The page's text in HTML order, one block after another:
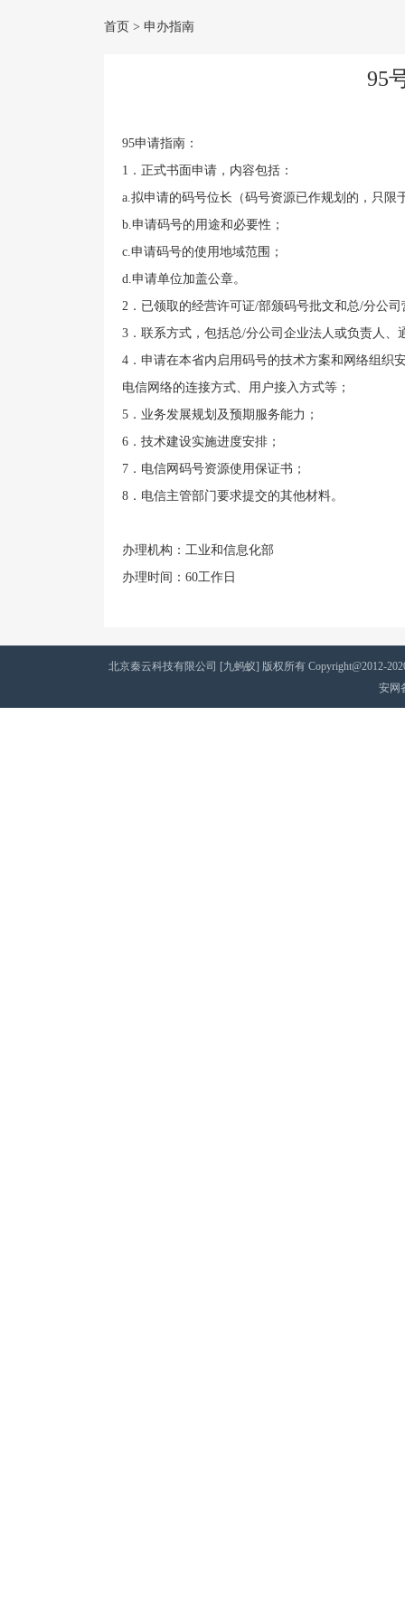
首页 > 申办指南
95
95申请指南：
1．正式书面申请，内容包括：
a.拟申请的码号位长（码号资源已作规划的，只限
b.申请码号的用途和必要性；
c.申请码号的使用地域范围；
d.申请单位加盖公章。
2．已领取的经营许可证/部颁码号批文和总/分公
3．联系方式，包括总/分公司企业法人或负责人
4．申请在本省内启用码号的技术方案和网络组织
电信网络的连接方式、用户接入方式等；
5．业务发展规划及预期服务能力；
6．技术建设实施进度安排；
7．电信网码号资源使用保证书；
8．电信主管部门要求提交的其他材料。
办理机构：工业和信息化部
办理时间：60工作日
北京秦云科技有限公司 [九蚂蚁] 版权所有 Copyright@2012-
安网